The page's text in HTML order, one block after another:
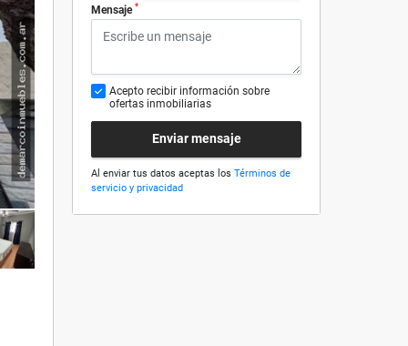
Mensaje *
Acepto recibir información sobre
ofertas inmobiliarias
Enviar mensaje
Al enviar tus datos aceptas los Términos de
servicio y privacidad